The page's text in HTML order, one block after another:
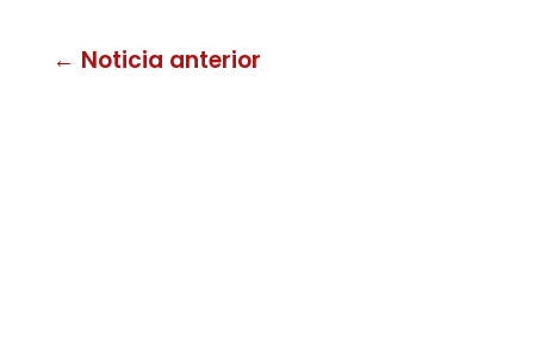
← Noticia anterior